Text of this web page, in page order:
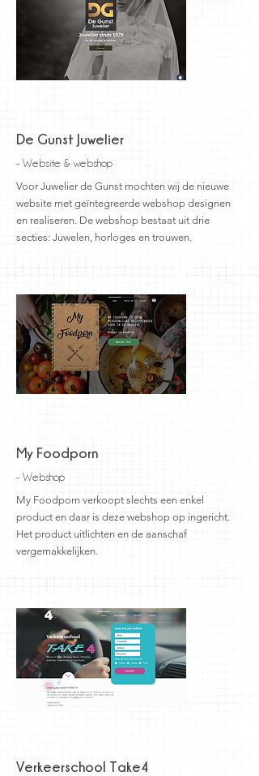
De Gunst Juwelier
- Website & webshop
Voor Juwelier de Gunst mochten wij de nieuwe
website met geïntegreerde webshop designen
en realiseren. De webshop bestaat uit drie
secties: Juwelen, horloges en trouwen.
My Foodporn
- Webshop
My Foodporn verkoopt slechts een enkel
product en daar is deze webshop op ingericht.
Het product uitlichten en de aanschaf
vergemakkelijken.
Verkeerschool Take4